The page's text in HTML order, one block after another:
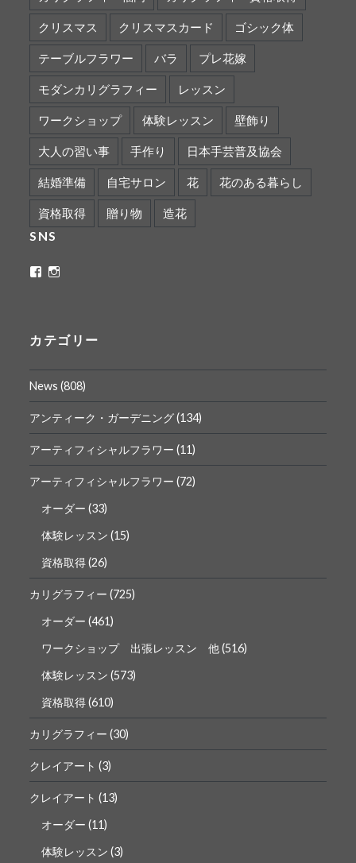
クリスマス クリスマスカード ゴシック体
テーブルフラワー バラ プレ花嫁
モダンカリグラフィー レッスン
ワークショップ 体験レッスン 壁飾り
大人の習い事 手作り 日本手芸普及協会
結婚準備 自宅サロン 花 花のある暮らし
資格取得 贈り物 造花
SNS
ritaflower.calligraphy
ロ
フ
ー
ル
で
表
示
ロ
フ
ー
ル
で
表
示
カテゴリー
News (808)
アンティーク・ガーデニング(134)
アーティフィシャルフラワー (11)
アーティフィシャルフラワー (72)
オーダー (33)
体験レッスン (15)
資格取得(26)
カリグラフィー (725)
オーダー (461)
ワークショップ 出張レッスン 他(516)
体験レッスン (573)
資格取得(610)
カリグラフィー (30)
クレイアート (3)
クレイアート (13)
オーダー (11)
体験レッスン (3)